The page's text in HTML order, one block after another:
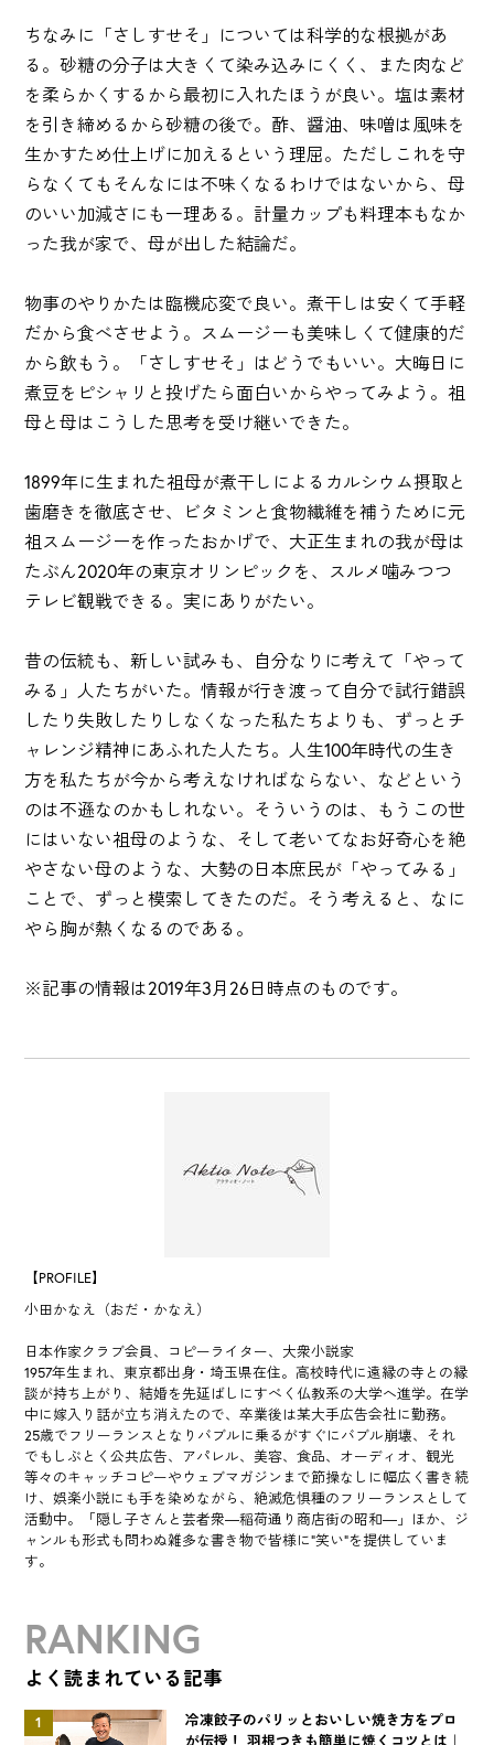
ちなみに「さしすせそ」については科学的な根拠があ
る。砂糖の分子は大きくて染み込みにくく、また肉など
を柔らかくするから最初に入れたほうが良い。塩は素材
を引き締めるから砂糖の後で。酢、醤油、味噌は風味を
生かすため仕上げに加えるという理屈。ただしこれを守
らなくてもそんなには不味くなるわけではないから、母
のいい加減さにも一理ある。計量カップも料理本もなか
った我が家で、母が出した結論だ。
物事のやりかたは臨機応変で良い。煮干しは安くて手軽
だから食べさせよう。スムージーも美味しくて健康的だ
から飲もう。「さしすせそ」はどうでもいい。大晦日に
煮豆をピシャリと投げたら面白いからやってみよう。祖
母と母はこうした思考を受け継いできた。
1899年に生まれた祖母が煮干しによるカルシウム摂取と
歯磨きを徹底させ、ビタミンと食物繊維を補うために元
祖スムージーを作ったおかげで、大正生まれの我が母は
たぶん2020年の東京オリンピックを、スルメ噛みつつ
テレビ観戦できる。実にありがたい。
昔の伝統も、新しい試みも、自分なりに考えて「やって
みる」人たちがいた。情報が行き渡って自分で試行錯誤
したり失敗したりしなくなった私たちよりも、ずっとチ
ャレンジ精神にあふれた人たち。人生100年時代の生き
方を私たちが今から考えなければならない、などという
のは不遜なのかもしれない。そういうのは、もうこの世
にはいない祖母のような、そして老いてなお好奇心を絶
やさない母のような、大勢の日本庶民が「やってみる」
ことで、ずっと模索してきたのだ。そう考えると、なに
やら胸が熱くなるのである。
※記事の情報は2019年3月26日時点のものです。
【PROFILE】
小田かなえ（おだ・かなえ）
日本作家クラブ会員、コピーライター、大衆小説家
1957年生まれ、東京都出身・埼玉県在住。高校時代に遠縁の寺との縁
談が持ち上がり、結婚を先延ばしにすべく仏教系の大学へ進学。在学
中に嫁入り話が立ち消えたので、卒業後は某大手広告会社に勤務。
25歳でフリーランスとなりバブルに乗るがすぐにバブル崩壊、それ
でもしぶとく公共広告、アパレル、美容、食品、オーディオ、観光
等々のキャッチコピーやウェブマガジンまで節操なしに幅広く書き続
け、娯楽小説にも手を染めながら、絶滅危惧種のフリーランスとして
活動中。「隠し子さんと芸者衆―稲荷通り商店街の昭和―」ほか、ジ
ャンルも形式も問わぬ雑多な書き物で皆様に“笑い”を提供していま
す。
RANKING
よく読まれている記事
1
冷凍餃子のパリッとおいしい焼き方をプロ